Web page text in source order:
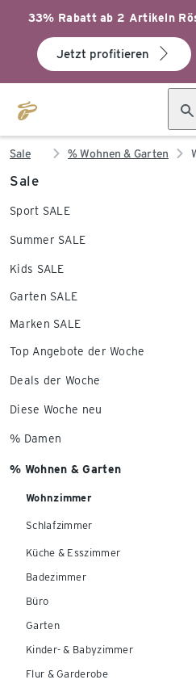
33% Rabatt ab 2 Artikeln
Jetzt profitieren
Sale % Wohnen & Garten
Sale
Sport SALE
Summer SALE
Kids SALE
Garten SALE
Marken SALE
Top Angebote der Woche
Deals der Woche
Diese Woche neu
% Damen
% Wohnen & Garten
Wohnzimmer
Schlafzimmer
Küche & Esszimmer
Badezimmer
Büro
Garten
Kinder- & Babyzimmer
Flur & Garderobe